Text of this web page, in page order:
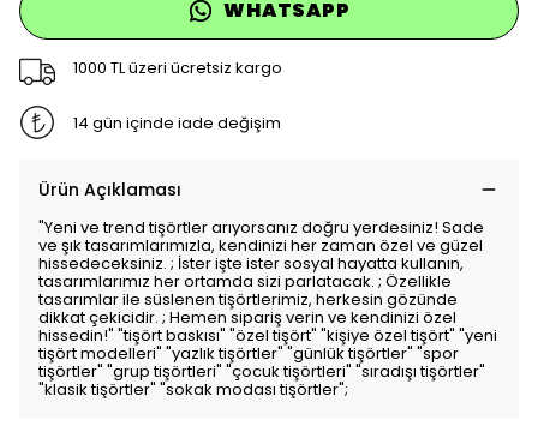
WHATSAPP
1000 TL üzeri ücretsiz kargo
14 gün içinde iade değişim
Ürün Açıklaması
"Yeni ve trend tişörtler arıyorsanız doğru yerdesiniz! Sade
ve şık tasarımlarımızla, kendinizi her zaman özel ve güzel
hissedeceksiniz. ; İster işte ister sosyal hayatta kullanın,
tasarımlarımız her ortamda sizi parlatacak. ; Özellikle
tasarımlar ile süslenen tişörtlerimiz, herkesin gözünde
dikkat çekicidir. ; Hemen sipariş verin ve kendinizi özel
hissedin!" "tişört baskısı" "özel tişört" "kişiye özel tişört" "yeni
tişört modelleri" "yazlık tişörtler" "günlük tişörtler" "spor
tişörtler" "grup tişörtleri" "çocuk tişörtleri" "sıradışı tişörtler"
"klasik tişörtler" "sokak modası tişörtler";